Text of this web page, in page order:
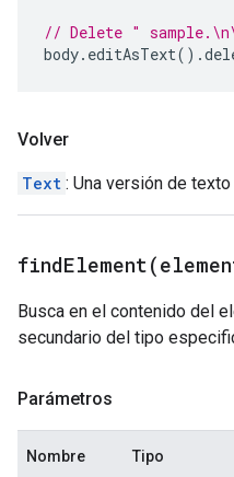
// Delete "
body. editAsText().
Volver
Text : Una versión de
findElement(
Busca en el contenido del
secundario del tipo
Parámetros
Nombre Tipo